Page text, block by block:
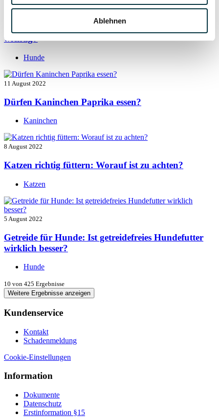
Ablehnen
13 August 2022
wichtig?
Hunde
11 August 2022
Dürfen Kaninchen Paprika essen?
Kaninchen
8 August 2022
Katzen richtig füttern: Worauf ist zu achten?
Katzen
5 August 2022
Getreide für Hunde: Ist getreidefreies Hundefutter
wirklich besser?
Hunde
10 von 425 Ergebnisse
Weitere Ergebnisse anzeigen
Kundenservice
Kontakt
Schadenmeldung
Cookie-Einstellungen
Information
Dokumente
Datenschutz
Erstinformation §15